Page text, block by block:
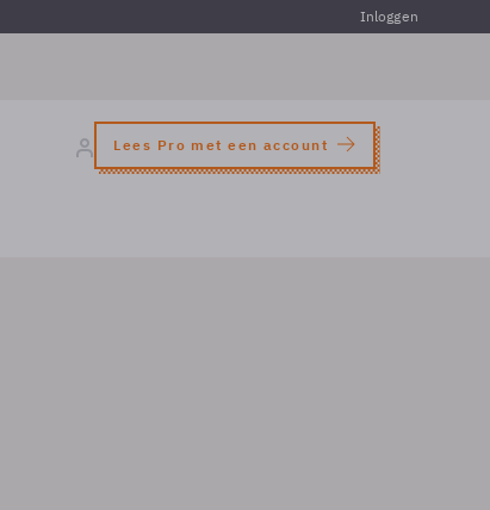
Inloggen
Lees Pro met een account